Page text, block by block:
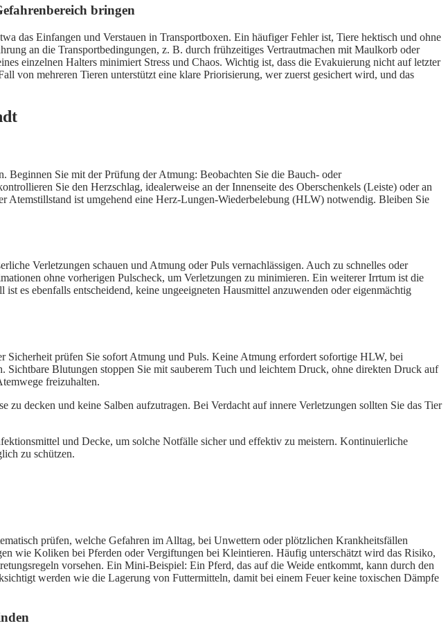
bringen
das Einfangen und Verstauen in Transportboxen. Ein häufiger Fehler ist, Tiere hektisch und ohne
an die Transportbedingungen, z. B. durch frühzeitiges Vertrautmachen mit Maulkorb oder
einzelnen Halters minimiert Stress und Chaos. Wichtig ist, dass die Evakuierung nicht auf letzter
von mehreren Tieren unterstützt eine klare Priorisierung, wer zuerst gesichert wird, und das
Sie mit der Prüfung der Atmung: Beobachten Sie die Bauch- oder
Sie den Herzschlag, idealerweise an der Innenseite des Oberschenkels (Leiste) oder an
Atemstillstand ist umgehend eine Herz-Lungen-Wiederbelebung (HLW) notwendig. Bleiben Sie
Verletzungen schauen und Atmung oder Puls vernachlässigen. Auch zu schnelles oder
ohne vorherigen Pulscheck, um Verletzungen zu minimieren. Ein weiterer Irrtum ist die
es ebenfalls entscheidend, keine ungeeigneten Hausmittel anzuwenden oder eigenmächtig
prüfen Sie sofort Atmung und Puls. Keine Atmung erfordert sofortige HLW, bei
Blutungen stoppen Sie mit sauberem Tuch und leichtem Druck, ohne direkten Druck auf
freizuhalten.
decken und keine Salben aufzutragen. Bei Verdacht auf innere Verletzungen sollten Sie das Tier
und Decke, um solche Notfälle sicher und effektiv zu meistern. Kontinuierliche
zu schützen.
prüfen, welche Gefahren im Alltag, bei Unwettern oder plötzlichen Krankheitsfällen
wie Koliken bei Pferden oder Vergiftungen bei Kleintieren. Häufig unterschätzt wird das Risiko,
vorsehen. Ein Mini-Beispiel: Ein Pferd, das auf die Weide entkommt, kann durch den
werden wie die Lagerung von Futtermitteln, damit bei einem Feuer keine toxischen Dämpfe